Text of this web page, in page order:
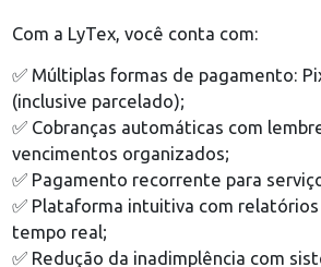
utilize ferramentas de controle
A LyTex resolve os
afastam seus clientes 💡
Você pode evitar todos os
com o apoio de uma solução
LyTex Pagamentos. Somos a